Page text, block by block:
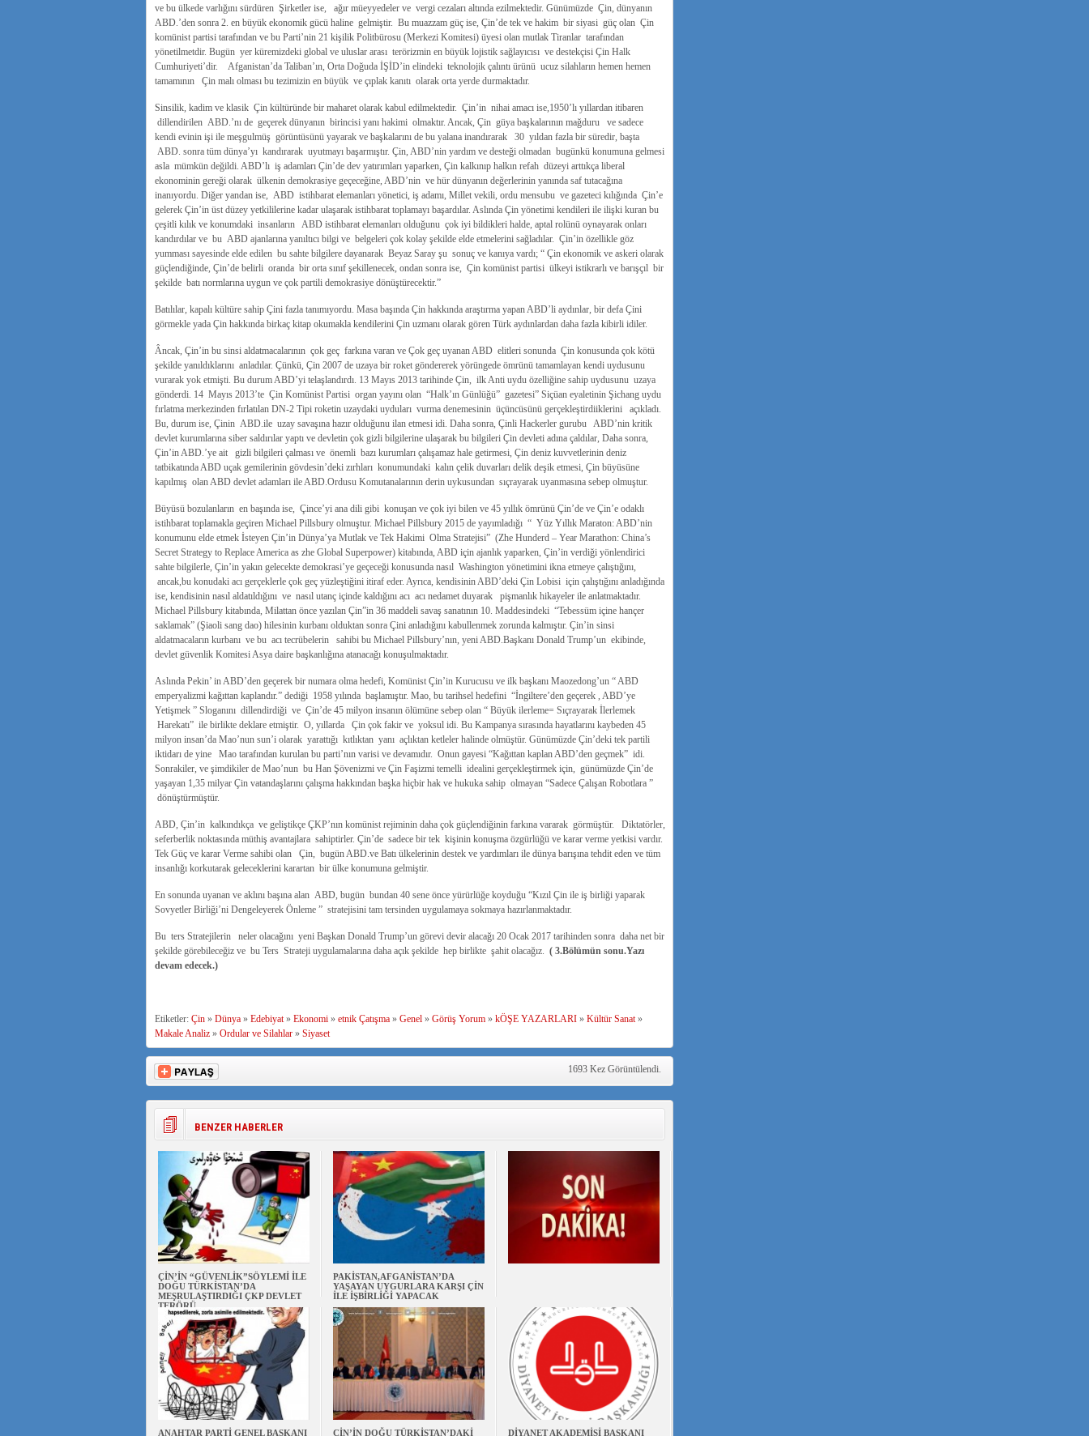
ve bu ülkede varlığını sürdüren Şirketler ise, ağır müeyyedeler ve vergi cezaları altında ezilmektedir. Günümüzde Çin, dünyanın
ABD.’den sonra 2. en büyük ekonomik gücü haline gelmiştir. Bu muazzam güç ise, Çin’de tek ve hakim bir siyasi güç olan Çin
komünist partisi tarafından ve bu Parti’nin 21 kişilik Politbürosu (Merkezi Komitesi) üyesi olan mutlak Tiranlar tarafından
yönetilmetdir. Bugün yer küremizdeki global ve uluslar arası terörizmin en büyük lojistik sağlayıcısı ve destekçisi Çin Halk
Cumhuriyeti’dir. Afganistan’da Taliban’ın, Orta Doğuda İŞİD’in elindeki teknolojik çalıntı ürünü ucuz silahların hemen hemen
tamamının Çin malı olması bu tezimizin en büyük ve çıplak kanıtı olarak orta yerde durmaktadır.
Sinsilik, kadim ve klasik Çin kültüründe bir maharet olarak kabul edilmektedir. Çin’in nihai amacı ise,1950’lı yıllardan itibaren
dillendirilen ABD.’nı de geçerek dünyanın birincisi yanı hakimi olmaktır. Ancak, Çin güya başkalarının mağduru ve sadece
kendi evinin işi ile meşgulmüş görüntüsünü yayarak ve başkalarını de bu yalana inandırarak 30 yıldan fazla bir süredir, başta
ABD. sonra tüm dünya’yı kandırarak uyutmayı başarmıştır. Çin, ABD’nin yardım ve desteği olmadan bugünkü konumuna gelmesi
asla mümkün değildi. ABD’lı iş adamları Çin’de dev yatırımları yaparken, Çin kalkınıp halkın refah düzeyi arttıkça liberal
ekonominin gereği olarak ülkenin demokrasiye geçeceğine, ABD’nin ve hür dünyanın değerlerinin yanında saf tutacağına
inanıyordu. Diğer yandan ise, ABD istihbarat elemanları yönetici, iş adamı, Millet vekili, ordu mensubu ve gazeteci kılığında Çin’e
gelerek Çin’in üst düzey yetkililerine kadar ulaşarak istihbarat toplamayı başardılar. Aslında Çin yönetimi kendileri ile ilişki kuran bu
çeşitli kılık ve konumdaki insanların ABD istihbarat elemanları olduğunu çok iyi bildikleri halde, aptal rolünü oynayarak onları
kandırdılar ve bu ABD ajanlarına yanıltıcı bilgi ve belgeleri çok kolay şekilde elde etmelerini sağladılar. Çin’in özellikle göz
yumması sayesinde elde edilen bu sahte bilgilere dayanarak Beyaz Saray şu sonuç ve kanıya vardı; “ Çin ekonomik ve askeri olarak
güçlendiğinde, Çin’de belirli oranda bir orta sınıf şekillenecek, ondan sonra ise, Çin komünist partisi ülkeyi istikrarlı ve barışçıl bir
şekilde batı normlarına uygun ve çok partili demokrasiye dönüştürecektir.”
Batılılar, kapalı kültüre sahip Çini fazla tanımıyordu. Masa başında Çin hakkında araştırma yapan ABD’li aydınlar, bir defa Çini
görmekle yada Çin hakkında birkaç kitap okumakla kendilerini Çin uzmanı olarak gören Türk aydınlardan daha fazla kibirli idiler.
Âncak, Çin’in bu sinsi aldatmacalarının çok geç farkına varan ve Çok geç uyanan ABD elitleri sonunda Çin konusunda çok kötü
şekilde yanıldıklarını anladılar. Çünkü, Çin 2007 de uzaya bir roket göndererek yörüngede ömrünü tamamlayan kendi uydusunu
vurarak yok etmişti. Bu durum ABD’yi telaşlandırdı. 13 Mayıs 2013 tarihinde Çin, ilk Anti uydu özelliğine sahip uydusunu uzaya
gönderdi. 14 Mayıs 2013’te Çin Komünist Partisi organ yayını olan “Halk’ın Günlüğü” gazetesi” Siçüan eyaletinin Şichang uydu
fırlatma merkezinden fırlatılan DN-2 Tipi roketin uzaydaki uyduları vurma denemesinin üçüncüsünü gerçekleştirdiiklerini açıkladı.
Bu, durum ise, Çinin ABD.ile uzay savaşına hazır olduğunu ilan etmesi idi. Daha sonra, Çinli Hackerler gurubu ABD’nin kritik
devlet kurumlarına siber saldırılar yaptı ve devletin çok gizli bilgilerine ulaşarak bu bilgileri Çin devleti adına çaldılar, Daha sonra,
Çin’in ABD.’ye ait gizli bilgileri çalması ve önemli bazı kurumları çalışamaz hale getirmesi, Çin deniz kuvvetlerinin deniz
tatbikatında ABD uçak gemilerinin gövdesin’deki zırhları konumundaki kalın çelik duvarları delik deşik etmesi, Çin büyüsüne
kapılmış olan ABD devlet adamları ile ABD.Ordusu Komutanalarının derin uykusundan sıçrayarak uyanmasına sebep olmuştur.
Büyüsü bozulanların en başında ise, Çince’yi ana dili gibi konuşan ve çok iyi bilen ve 45 yıllık ömrünü Çin’de ve Çin’e odaklı
istihbarat toplamakla geçiren Michael Pillsbury olmuştur. Michael Pillsbury 2015 de yayımladığı “ Yüz Yıllık Maraton: ABD’nin
konumunu elde etmek İsteyen Çin’in Dünya’ya Mutlak ve Tek Hakimi Olma Stratejisi” (Zhe Hunderd – Year Marathon: China’s
Secret Strategy to Replace America as zhe Global Superpower) kitabında, ABD için ajanlık yaparken, Çin’in verdiği yönlendirici
sahte bilgilerle, Çin’in yakın gelecekte demokrasi’ye geçeceği konusunda nasıl Washington yönetimini ikna etmeye çalıştığını,
ancak,bu konudaki acı gerçeklerle çok geç yüzleştiğini itiraf eder. Ayrıca, kendisinin ABD’deki Çin Lobisi için çalıştığını anladığında
ise, kendisinin nasıl aldatıldığını ve nasıl utanç içinde kaldığını acı acı nedamet duyarak pişmanlık hikayeler ile anlatmaktadır.
Michael Pillsbury kitabında, Milattan önce yazılan Çin”in 36 maddeli savaş sanatının 10. Maddesindeki “Tebessüm içine hançer
saklamak” (Şiaoli sang dao) hilesinin kurbanı olduktan sonra Çini anladığını kabullenmek zorunda kalmıştır. Çin’in sinsi
aldatmacaların kurbanı ve bu acı tecrübelerin sahibi bu Michael Pillsbury’nın, yeni ABD.Başkanı Donald Trump’un ekibinde,
devlet güvenlik Komitesi Asya daire başkanlığına atanacağı konuşulmaktadır.
Aslında Pekin’ in ABD’den geçerek bir numara olma hedefi, Komünist Çin’in Kurucusu ve ilk başkanı Maozedong’un “ ABD
emperyalizmi kağıttan kaplandır.” dediği 1958 yılında başlamıştır. Mao, bu tarihsel hedefini “İngiltere’den geçerek , ABD’ye
Yetişmek ” Sloganını dillendirdiği ve Çin’de 45 milyon insanın ölümüne sebep olan “ Büyük ilerleme= Sıçrayarak İlerlemek
Harekatı” ile birlikte deklare etmiştir. O, yıllarda Çin çok fakir ve yoksul idi. Bu Kampanya sırasında hayatlarını kaybeden 45
milyon insan’da Mao’nun sun’i olarak yarattığı kıtlıktan yanı açlıktan ketleler halinde olmüştür. Günümüzde Çin’deki tek partili
iktidarı de yine Mao tarafından kurulan bu parti’nın varisi ve devamıdır. Onun gayesi “Kağıttan kaplan ABD’den geçmek” idi.
Sonrakiler, ve şimdikiler de Mao’nun bu Han Şövenizmi ve Çin Faşizmi temelli idealini gerçekleştirmek için, günümüzde Çin’de
yaşayan 1,35 milyar Çin vatandaşlarını çalışma hakkından başka hiçbir hak ve hukuka sahip olmayan “Sadece Çalışan Robotlara ”
dönüştürmüştür.
ABD, Çin’in kalkındıkça ve geliştikçe ÇKP’nın komünist rejiminin daha çok güçlendiğinin farkına vararak görmüştür. Diktatörler,
seferberlik noktasında müthiş avantajlara sahiptirler. Çin’de sadece bir tek kişinin konuşma özgürlüğü ve karar verme yetkisi vardır.
Tek Güç ve karar Verme sahibi olan Çin, bugün ABD.ve Batı ülkelerinin destek ve yardımları ile dünya barışına tehdit eden ve tüm
insanlığı korkutarak geleceklerini karartan bir ülke konumuna gelmiştir.
En sonunda uyanan ve aklını başına alan ABD, bugün bundan 40 sene önce yürürlüğe koyduğu “Kızıl Çin ile iş birliği yaparak
Sovyetler Birliği’ni Dengeleyerek Önleme ” stratejisini tam tersinden uygulamaya sokmaya hazırlanmaktadır.
Bu ters Stratejilerin neler olacağını yeni Başkan Donald Trump’un görevi devir alacağı 20 Ocak 2017 tarihinden sonra daha net bir
şekilde görebileceğiz ve bu Ters Strateji uygulamalarına daha açık şekilde hep birlikte şahit olacağız. ( 3.Bölümün sonu.Yazı
devam edecek.)
Etiketler: Çin» Dünya» Edebiyat» Ekonomi» etnik Çatışma» Genel» Görüş Yorum» kÖŞE YAZARLARI» Kültür Sanat»
Makale Analiz» Ordular ve Silahlar» Siyaset
1693 Kez Görüntülendi.
BENZER HABERLER
ÇİN’İN “GÜVENLİK”SÖYLEMİ İLE
DOĞU TÜRKİSTAN’DA
MEŞRULAŞTIRDIĞI ÇKP DEVLET
TERÖRÜ
PAKİSTAN,AFGANİSTAN’DA
YAŞAYAN UYGURLARA KARŞI ÇİN
İLE İŞBİRLİĞİ YAPACAK
ANAHTAR PARTİ GENEL BAŞKANI ÇİN’İN DOĞU TÜRKİSTAN’DAKİ DİYANET AKADEMİSİ BAŞKANI